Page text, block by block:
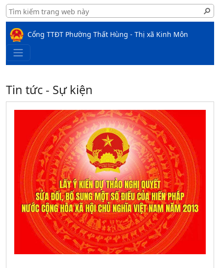
Cổng TTĐT Phường Thất Hùng - Thị xã Kinh Môn
Tin tức - Sự kiện